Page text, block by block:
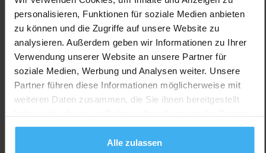
personalisieren, Funktionen für soziale Medien anbieten
zu können und die Zugriffe auf unsere Website zu
analysieren. Außerdem geben wir Informationen zu Ihrer
Verwendung unserer Website an unsere Partner für
soziale Medien, Werbung und Analysen weiter. Unsere
Partner führen diese Informationen möglicherweise mit
weiteren Daten zusammen, die Sie ihnen bereitgestellt
gesammelt haben.
Alle zulassen
CONTAINERDIENST
Eckert Bauteam GmbH Bauunternehmen
Noch keine Bewertung
Lagerweg 22, 74736 Hardheim (Gerichtstetten),
Deutschland
Auf Karte Anzeigen